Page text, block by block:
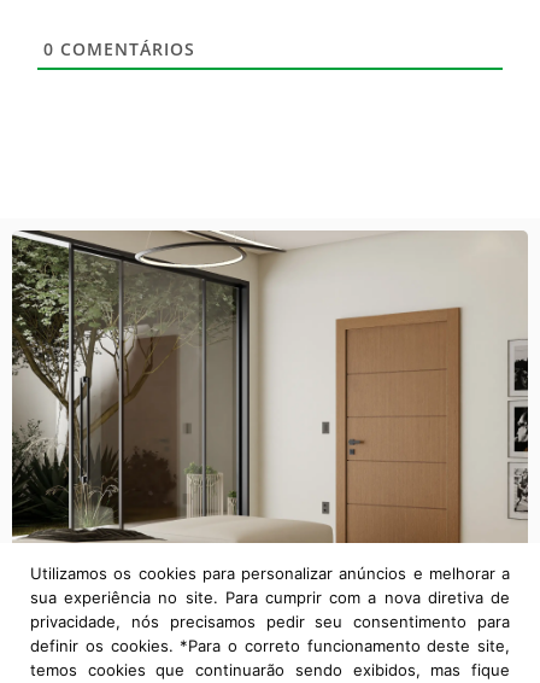
0 COMENTÁRIOS
Utilizamos os cookies para personalizar anúncios e melhorar a
sua experiência no site. Para cumprir com a nova diretiva de
privacidade, nós precisamos pedir seu consentimento para
definir os cookies. *Para o correto funcionamento deste site,
temos cookies que continuarão sendo exibidos, mas fique